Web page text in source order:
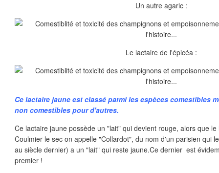
Un autre agaric :
Le lactaire de l'épicéa :
Ce lactaire jaune est classé parmi les espèces comestibles
non comestibles pour d'autres.
Ce lactaire jaune possède un "lait" qui devient rouge, alors que
Coulmier le sec on appelle "Collardot", du nom d'un parisien qui
au siècle dernier) a un "lait" qui reste jaune.Ce dernier est
premier !